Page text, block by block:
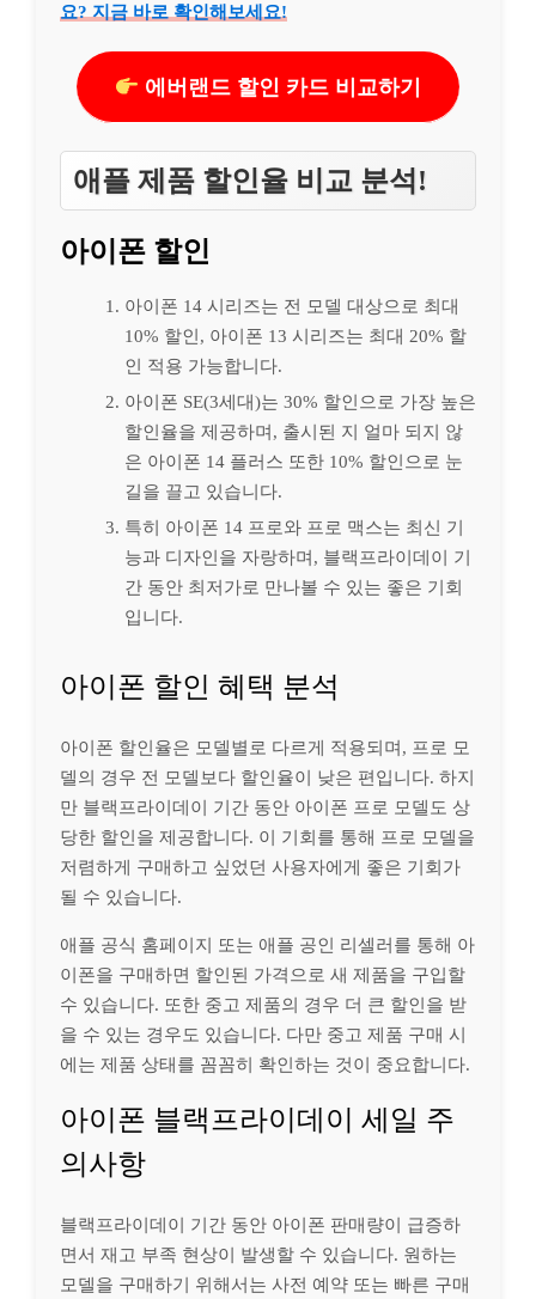
요? 지금 바로 확인해보세요!
에버랜드 할인 카드 비교하기
애플 제품 할인율 비교 분석!
아이폰 할인
아이폰 14 시리즈는 전 모델 대상으로 최대
10% 할인, 아이폰 13 시리즈는 최대 20% 할
인 적용 가능합니다.
아이폰 SE(3세대)는 30% 할인으로 가장 높은
할인율을 제공하며, 출시된 지 얼마 되지 않
은 아이폰 14 플러스 또한 10% 할인으로 눈
길을 끌고 있습니다.
특히 아이폰 14 프로와 프로 맥스는 최신 기
능과 디자인을 자랑하며, 블랙프라이데이 기
간 동안 최저가로 만나볼 수 있는 좋은 기회
입니다.
아이폰 할인 혜택 분석
아이폰 할인율은 모델별로 다르게 적용되며, 프로 모
델의 경우 전 모델보다 할인율이 낮은 편입니다. 하지
만 블랙프라이데이 기간 동안 아이폰 프로 모델도 상
당한 할인을 제공합니다. 이 기회를 통해 프로 모델을
저렴하게 구매하고 싶었던 사용자에게 좋은 기회가
될 수 있습니다.
애플 공식 홈페이지 또는 애플 공인 리셀러를 통해 아
이폰을 구매하면 할인된 가격으로 새 제품을 구입할
수 있습니다. 또한 중고 제품의 경우 더 큰 할인을 받
을 수 있는 경우도 있습니다. 다만 중고 제품 구매 시
에는 제품 상태를 꼼꼼히 확인하는 것이 중요합니다.
아이폰 블랙프라이데이 세일 주
의사항
블랙프라이데이 기간 동안 아이폰 판매량이 급증하
면서 재고 부족 현상이 발생할 수 있습니다. 원하는
모델을 구매하기 위해서는 사전 예약 또는 빠른 구매